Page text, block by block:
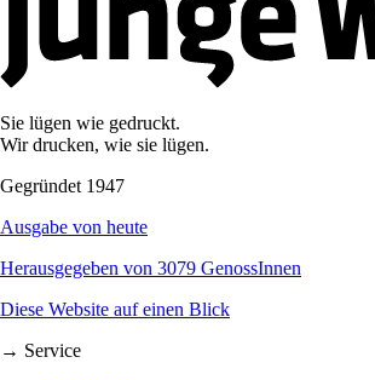
Sie lügen wie gedruckt.
Wir drucken, wie sie lügen.
Gegründet 1947
Ausgabe von heute
Herausgegeben von 3079 GenossInnen
Diese Website auf einen Blick
→ Service